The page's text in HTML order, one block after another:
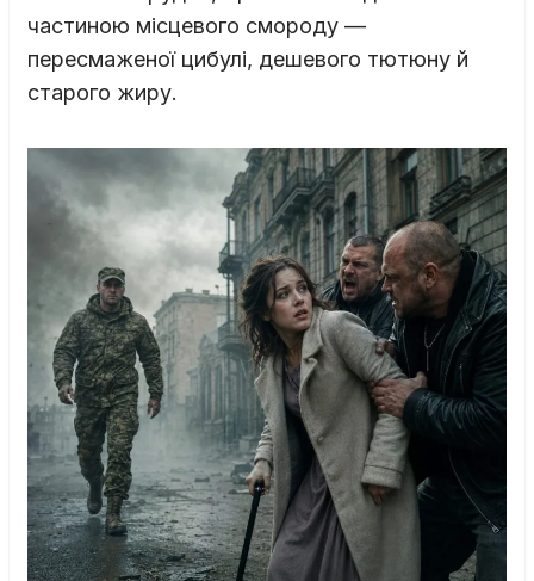
частиною місцевого смороду —
пересмаженої цибулі, дешевого тютюну й
старого жиру.